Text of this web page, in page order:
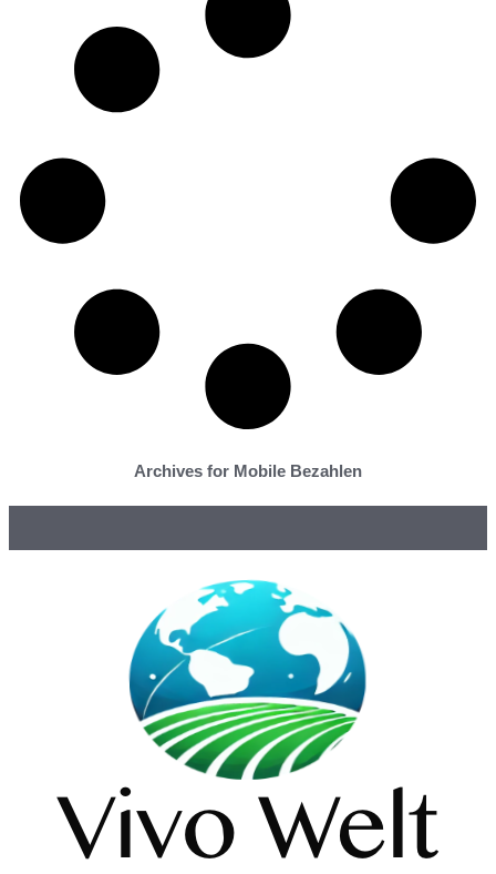
Archives for Mobile Bezahlen